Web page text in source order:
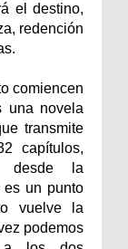
el destino,
redención
comiencen
una novela
transmite
capítulos,
desde la
es un punto
vuelve la
podemos